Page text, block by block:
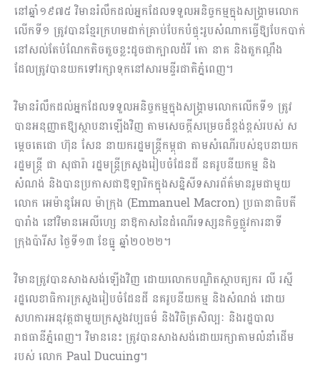
នៅឆ្នាំ១៩៧៥ វិមានរំលឹកដល់អ្នកដែលទទួលអនិច្ចកម្មក្នុងសង្គ្រាមលោក
លើកទី១ ត្រូវបានខ្មែរក្រហមដាក់គ្រាប់បែកបំផ្ទុះរូបសំណាកធ្វើឱ្យបែកបាក់
នៅសល់តែបំណែកតិចតួចខ្លះដូចជាក្បាលដំរី តោ នាគ និងតួកណ្តឹង
ដែលត្រូវបានយកទៅរក្សាទុកនៅសារមន្ទីរជាតិភ្នំពេញ។
វិមានរំលឹកដល់អ្នកដែលទទួលអនិច្ចកម្មក្នុងសង្គ្រាមលោកលើកទី១ ត្រូវ
បានអនុញ្ញាតឱ្យស្ថាបនាឡើងវិញ តាមសេចក្តីសម្រេចដ៏ខ្ពង់ខ្ពស់របស់ ស
ម្តេចតេជោ ហ៊ុន សែន នាយករដ្ឋមន្ត្រីកម្ពុជា តាមសំណើរបស់ឧបនាយក
រដ្ឋមន្ត្រី ជា សុផារ៉ា រដ្ឋមន្ត្រីក្រសួងរៀបចំដែនដី នគរូបនីយកម្ម និង
សំណង់ និងបានប្រកាសជាឱឡារិកក្នុងសន្និសីទសារព័ត៌មានរួមជាមួយ
លោក អេម៉ានូអែល ម៉ាក្រុង (Emmanuel Macron) ប្រធានាធិបតី
បារាំង នៅវិមានអេលីហ្សេ នាឱកាសនៃដំណើរទស្សនកិច្ចផ្លូវការនាទី
ក្រុងប៉ារីស ថ្ងៃទី១៣ ខែធ្នូ ឆ្នាំ២០២២។
វិមានត្រូវបានសាងសង់ឡើងវិញ ដោយលោកបណ្ឌិតស្ថាបត្យករ លី រស្មី
រដ្ឋលេខាធិការក្រសួងរៀបចំដែនដី នគរូបនីយកម្ម និងសំណង់ ដោយ
សហការអនុវត្តជាមួយក្រសួងវប្បធម៌ និងវិចិត្រសិល្បៈ និងរដ្ឋបាល
រាជធានីភ្នំពេញ។ វិមាននេះ ត្រូវបានសាងសង់ដោយរក្សាតាមលំនាំដើម
របស់ លោក Paul Ducuing។